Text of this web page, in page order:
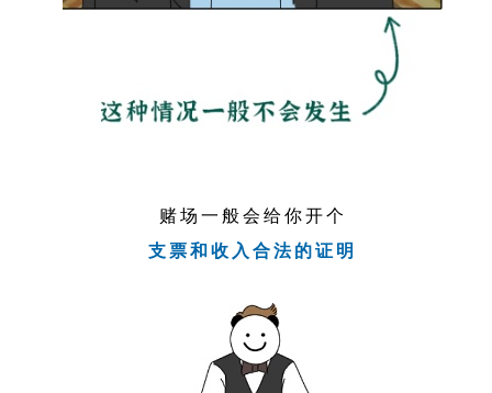
赌场一般会给你开个
支票和收入合法的证明